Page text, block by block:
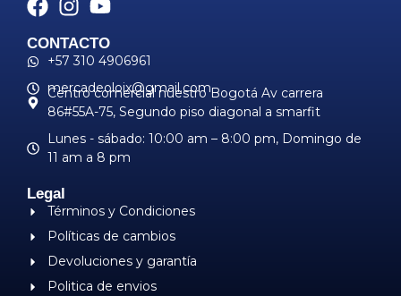
CONTACTO
+57 310 4906961
mercadeoloix@gmail.com
Centro comercial nuestro Bogotá Av carrera
86#55A-75, Segundo piso diagonal a smarfit
Lunes - sábado: 10:00 am – 8:00 pm, ​Domingo de
11 am a 8 pm
Legal
Términos y Condiciones
Políticas de cambios
Devoluciones y garantía
Politica de envios